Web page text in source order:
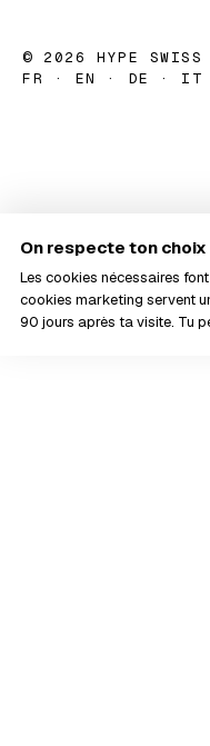
© 2026 HYPE SWISS
FR · EN · DE · IT
On respecte ton choix
Les cookies nécessaires
cookies marketing servent
90 jours après ta visite. Tu